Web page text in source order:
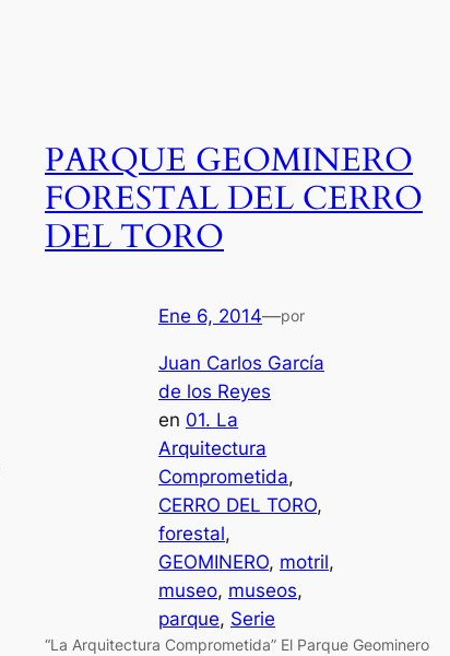
PARQUE GEOMINERO
FORESTAL DEL CERRO
DEL TORO
Ene 6, 2014—por
Juan Carlos García
de los Reyes
en 01. La
Arquitectura
Comprometida
CERRO DEL TORO
forestal
GEOMINERO, motril
museo, museos
parque, Serie
“La Arquitectura Comprometida” El Parque Geominero